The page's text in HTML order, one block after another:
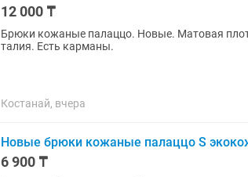
12 000 ₸
Брюки кожаные палаццо. Новые. Матовая
талия. Есть карманы.
Костанай, вчера
Новые брюки кожаные палаццо S
6 900 ₸